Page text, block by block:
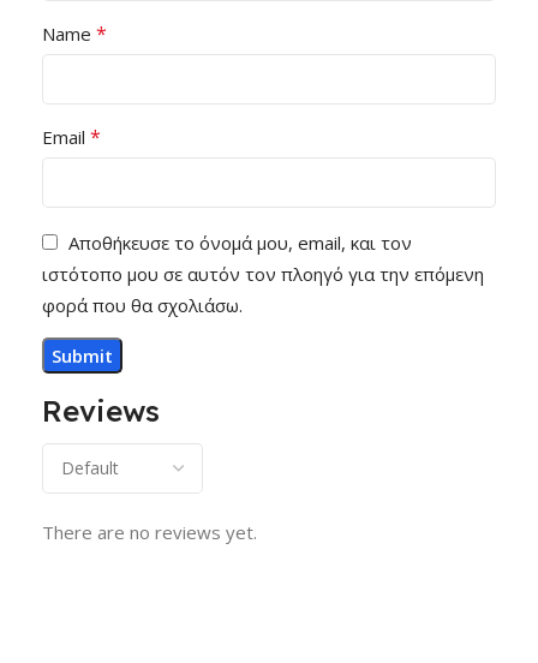
Reviews
There are no reviews yet.
Name *
Email *
Αποθήκευσε το όνομά μου, email, και τον
ιστότοπο μου σε αυτόν τον πλοηγό για την επόμενη
φορά που θα σχολιάσω.